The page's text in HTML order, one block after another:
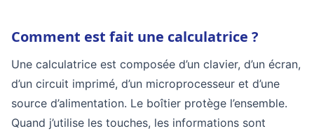
Comment est fait une calculatrice ?
Une calculatrice est composée d’un clavier, d’un écran,
d’un circuit imprimé, d’un microprocesseur et d’une
source d’alimentation. Le boîtier protège l’ensemble.
Quand j’utilise les touches, les informations sont